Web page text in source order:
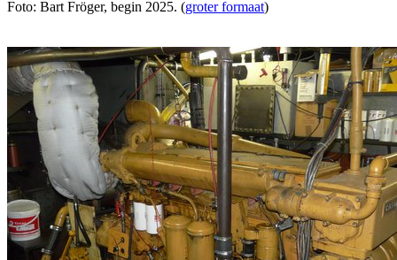
Foto: Bart Fröger, begin 2025. (groter formaat)